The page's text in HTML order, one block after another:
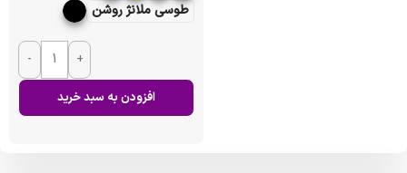
طوسی ملانژ روشن
- +
افزودن به سبد خرید